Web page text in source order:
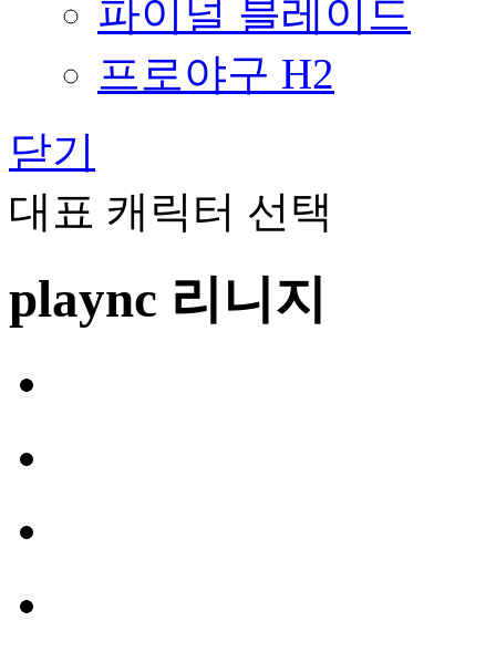
파이널 블레이드
프로야구 H2
닫기
대표 캐릭터 선택
plaync 리니지